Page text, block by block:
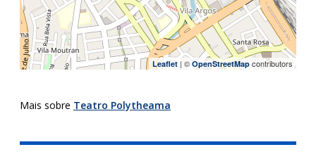
Leaflet | © OpenStreetMap contributors
Mais sobre Teatro Polytheama